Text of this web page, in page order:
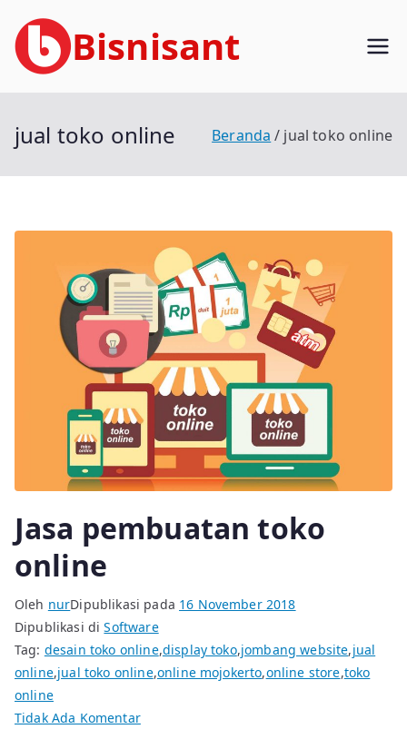
ke
konten
Bisnisant
jual toko online Beranda jual toko online
Jasa pembuatan toko
online
Oleh nurDipublikasi pada 16 November 2018
Dipublikasi diSoftware
Tag: desain toko online,display toko,jombang website,jual
online,jual toko online,online mojokerto,online store,toko
online
Tidak Ada Komentarpada